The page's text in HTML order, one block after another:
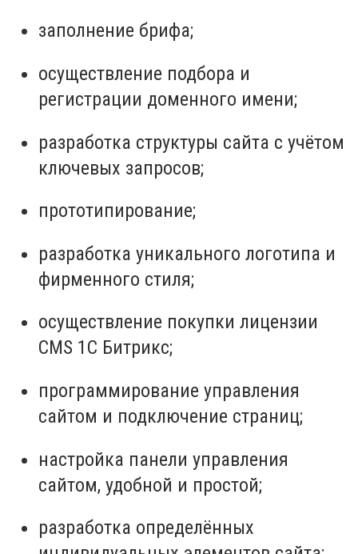
заполнение брифа;
осуществление подбора и
регистрации доменного имени;
разработка структуры сайта с учётом
ключевых запросов;
прототипирование;
разработка уникального логотипа и
фирменного стиля;
осуществление покупки лицензии
CMS 1С Битрикс;
программирование управления
сайтом и подключение страниц;
настройка панели управления
сайтом, удобной и простой;
разработка определённых